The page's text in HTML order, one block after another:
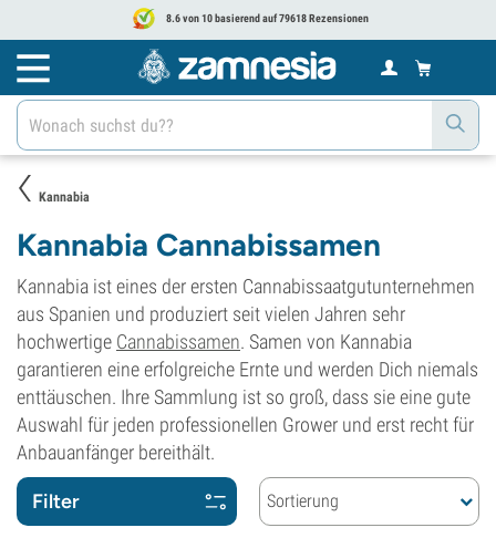
8.6 von 10 basierend auf 79618 Rezensionen
Kannabia
Kannabia Cannabissamen
Kannabia ist eines der ersten Cannabissaatgutunternehmen
aus Spanien und produziert seit vielen Jahren sehr
hochwertige Cannabissamen. Samen von Kannabia
garantieren eine erfolgreiche Ernte und werden Dich niemals
enttäuschen. Ihre Sammlung ist so groß, dass sie eine gute
Auswahl für jeden professionellen Grower und erst recht für
Anbauanfänger bereithält.
Filter Sortierung